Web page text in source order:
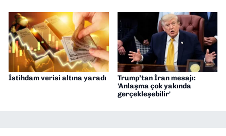
İstihdam verisi altına yaradı
Trump’tan İran mesajı:
'Anlaşma çok yakında
gerçekleşebilir'